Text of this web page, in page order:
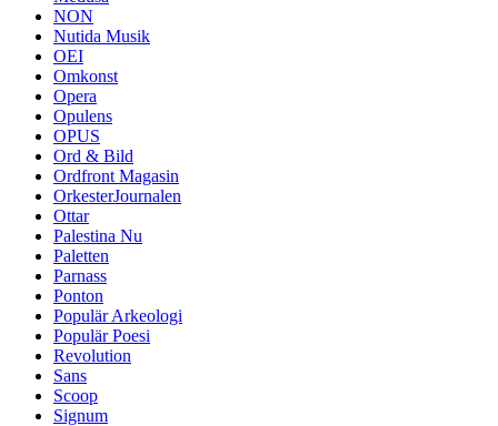
NON
Nutida Musik
OEI
Omkonst
Opera
Opulens
OPUS
Ord & Bild
Ordfront Magasin
OrkesterJournalen
Ottar
Palestina Nu
Paletten
Parnass
Ponton
Populär Arkeologi
Populär Poesi
Revolution
Sans
Scoop
Signum